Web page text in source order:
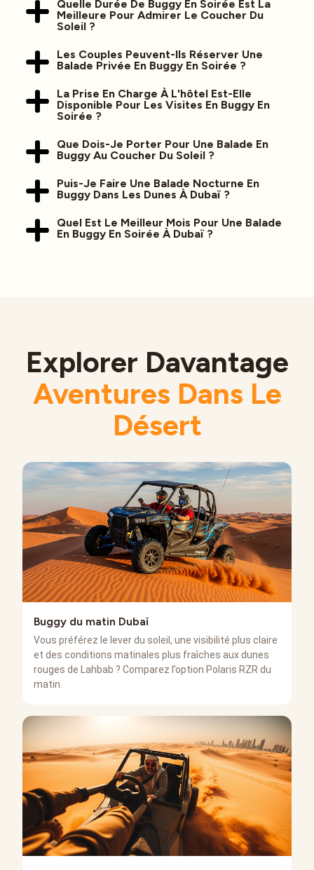
Quelle Durée De Buggy En Soirée Est La
Meilleure Pour Admirer Le Coucher Du
Soleil ?
Les Couples Peuvent-Ils Réserver Une
Balade Privée En Buggy En Soirée ?
La Prise En Charge À L'hôtel Est-Elle
Disponible Pour Les Visites En Buggy En
Soirée ?
Que Dois-Je Porter Pour Une Balade En
Buggy Au Coucher Du Soleil ?
Puis-Je Faire Une Balade Nocturne En
Buggy Dans Les Dunes À Dubaï ?
Quel Est Le Meilleur Mois Pour Une Balade
En Buggy En Soirée À Dubaï ?
Explorer Davantage
Aventures Dans Le
Désert
Buggy du matin Dubaï
Vous préférez le lever du soleil, une visibilité plus claire
et des conditions matinales plus fraîches aux dunes
rouges de Lahbab ? Comparez l’option Polaris RZR du
matin.